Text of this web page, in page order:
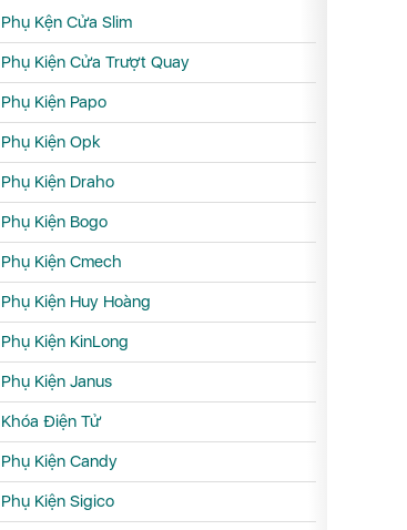
Phụ Kện Cửa Slim
Phụ Kiện Cửa Trượt Quay
Phụ Kiện Papo
Phụ Kiện Opk
Phụ Kiện Draho
Phụ Kiện Bogo
Phụ Kiện Cmech
Phụ Kiện Huy Hoàng
Phụ Kiện KinLong
Phụ Kiện Janus
Khóa Điện Tử
Phụ Kiện Candy
Phụ Kiện Sigico